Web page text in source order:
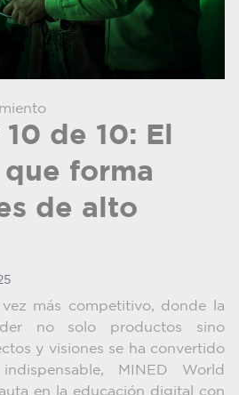
de 10: El
forma
de alto
más competitivo, donde la
no solo productos sino
y visiones se ha convertido
MINED World
en la educación digital con